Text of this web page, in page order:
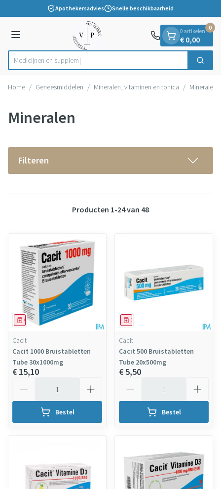
Ga naar de inhoudApothekersadvies Snelle beschikbaarheid
Menu
Product, merk, categorie...
M Zoek
0 artikelen
€ 0,00
0
Home / Geneesmiddelen / Mineralen, vitaminen en tonica / Mineralen
Mineralen
Filteren
Producten 1-24van 48
Geneesmiddel
Cacit
Cacit 1000 Bruistabletten
Tube 30x1000mg
€ 15,10
Bestel
Geneesmiddel
Cacit
Cacit 500 Bruistabletten
Tube 20x500mg
€ 5,50
Bestel